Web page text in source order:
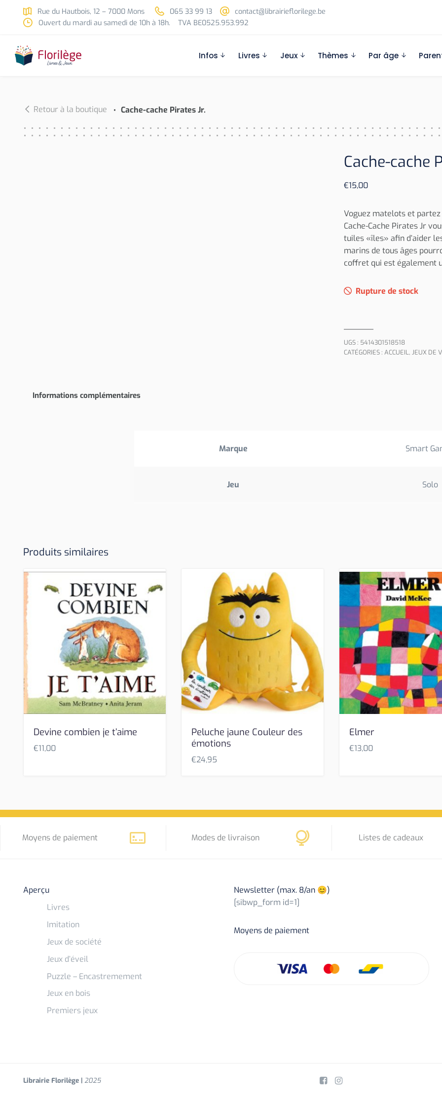
Skip to main content
Rue du Hautbois, 12 – 7000 Mons 065 33 99 13
contact@librairieflorilege.be
Ouvert du mardi au samedi de 10h à 18h.
TVA BE0525.953.992
Infos Livres Jeux Thèmes Par âge
Retour à la boutique Cache-cache Pirates Jr.
Cache-cache
€15,00
Voguez matelots et
Cache-Cache Pirates Jr
tuiles «îles» afin d’aider
marins de tous âges
coffret qui est également
Rupture de stock
UGS : 5414301518518
CATÉGORIES : ACCUEIL, JEUX DE
Informations complémentaires
Marque Smart
Jeu Solo
Produits similaires
Devine combien je t’aime
€11,00
Peluche jaune Couleur des
émotions
€24,95
Elmer
€13,00
Moyens de paiement Modes de livraison Listes de cadeaux
Aperçu
Livres
Imitation
Jeux de société
Jeux d’éveil
Puzzle – Encastremement
Jeux en bois
Premiers jeux
Newsletter (max. 8/an 😊)
[sibwp_form id=1]
Moyens de paiement
Librairie Florilège | 2025